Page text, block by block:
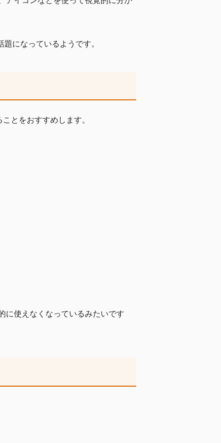
になっているようです。
とをおすすめします。
に使えなくなっているみたいです